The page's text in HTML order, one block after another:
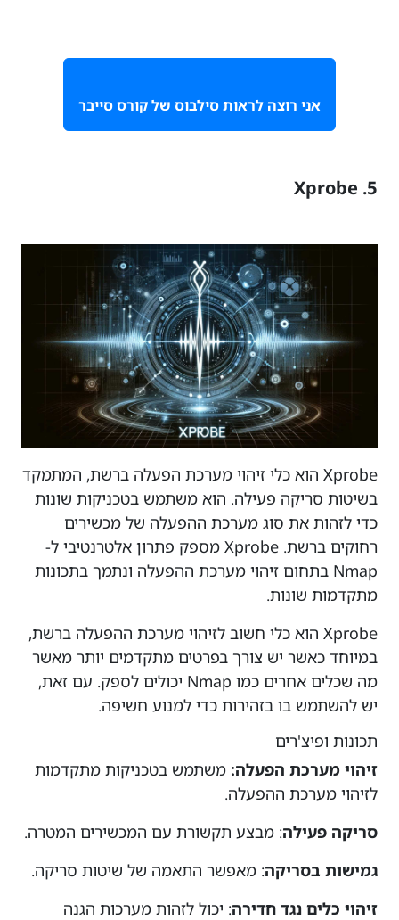
אני רוצה לראות סילבוס של קורס סייבר
5. Xprobe
Xprobe הוא כלי זיהוי מערכת הפעלה ברשת, המתמקד
בשיטות סריקה פעילה. הוא משתמש בטכניקות שונות
כדי לזהות את סוג מערכת ההפעלה של מכשירים
רחוקים ברשת. Xprobe מספק פתרון אלטרנטיבי ל-
Nmap בתחום זיהוי מערכת ההפעלה ונתמך בתכונות
מתקדמות שונות.
Xprobe הוא כלי חשוב לזיהוי מערכת ההפעלה ברשת,
במיוחד כאשר יש צורך בפרטים מתקדמים יותר מאשר
מה שכלים אחרים כמו Nmap יכולים לספק. עם זאת,
יש להשתמש בו בזהירות כדי למנוע חשיפה.
תכונות ופיצ'רים
זיהוי מערכת הפעלה: משתמש בטכניקות מתקדמות
לזיהוי מערכת ההפעלה.
סריקה פעילה: מבצע תקשורת עם המכשירים המטרה.
גמישות בסריקה: מאפשר התאמה של שיטות סריקה.
זיהוי כלים נגד חדירה: יכול לזהות מערכות הגנה